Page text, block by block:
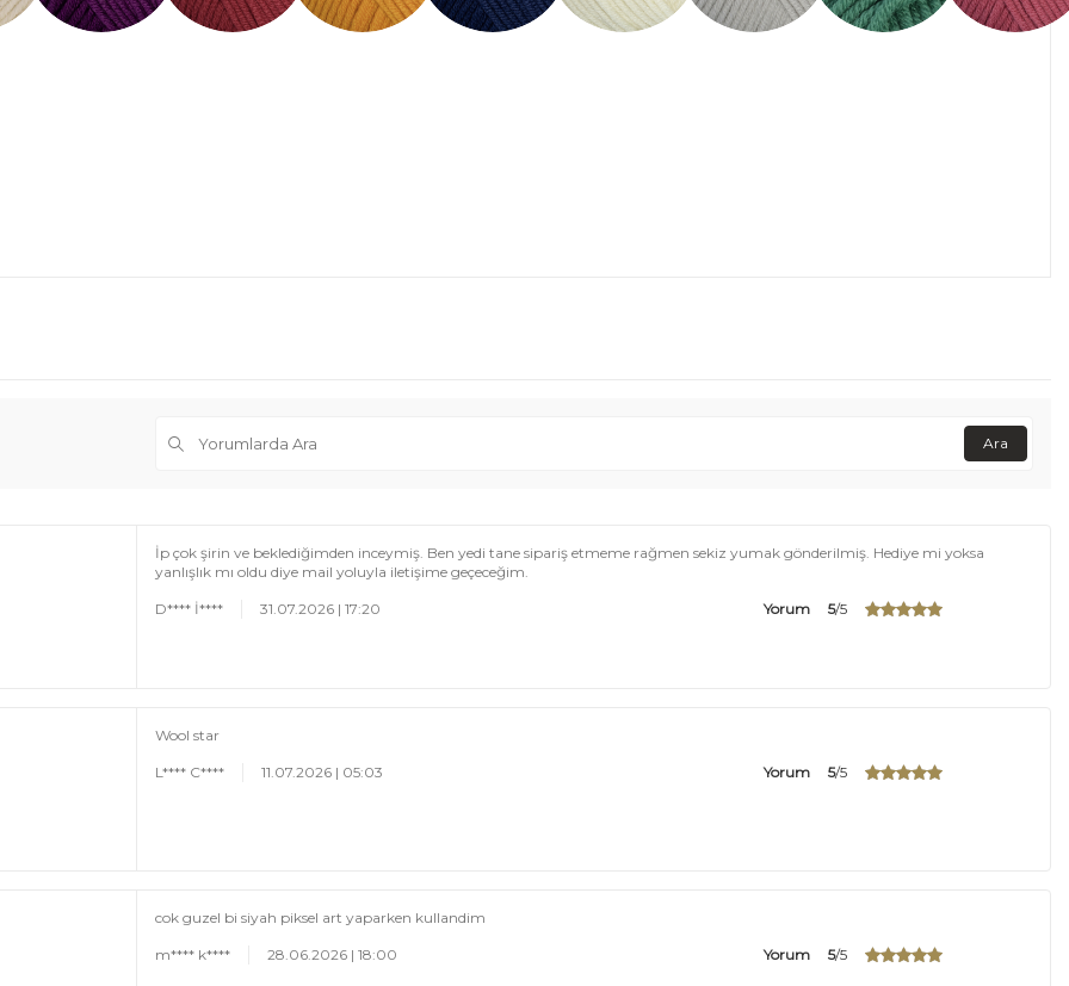
Ara
İp çok şirin ve beklediğimden inceymiş. Ben yedi tane sipariş etmeme rağmen sekiz yumak gönderilmiş. Hediye mi yoksa
yanlışlık mı oldu diye mail yoluyla iletişime geçeceğim.
D**** İ**** 31.07.2026 | 17:20 Yorum 5/5
Wool star
L**** C**** 11.07.2026 | 05:03 Yorum 5/5
cok guzel bi siyah piksel art yaparken kullandim
m**** k**** 28.06.2026 | 18:00 Yorum 5/5